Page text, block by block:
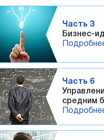
Часть 3
Бизнес-
Часть 6
средним